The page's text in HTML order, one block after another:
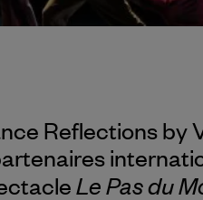
Reflections by
Le Pas du